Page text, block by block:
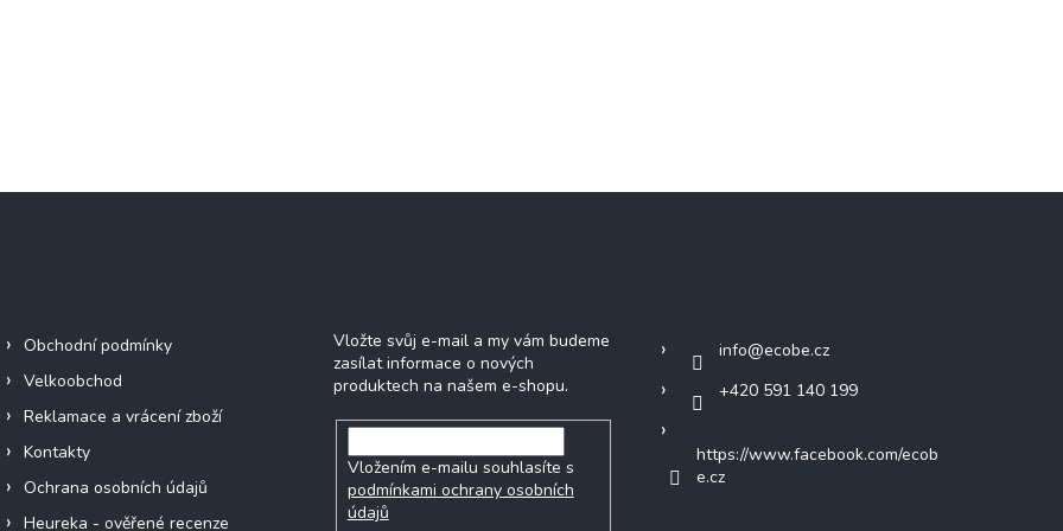
Obchodní podmínky
Velkoobchod
Reklamace a vrácení zboží
Kontakty
Ochrana osobních údajů
Heureka - ověřené recenze
Vložte svůj e-mail a my vám budeme
zasílat informace o nových
produktech na našem e-shopu.
Vložením e-mailu souhlasíte s
podmínkami ochrany osobních
údajů
info@ecobe.cz
+420 591 140 199
https://www.facebook.com/ecob
e.cz